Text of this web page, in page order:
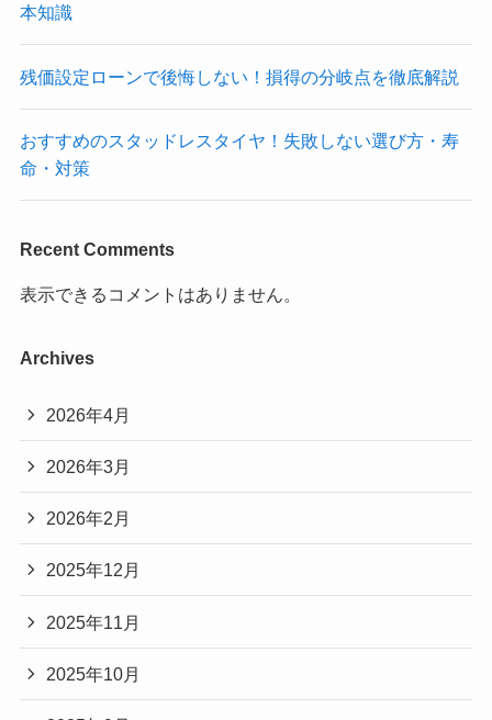
本知識
残価設定ローンで後悔しない！損得の分岐点を徹底解説
おすすめのスタッドレスタイヤ！失敗しない選び方・寿
命・対策
Recent Comments
表示できるコメントはありません。
Archives
2026年4月
2026年3月
2026年2月
2025年12月
2025年11月
2025年10月